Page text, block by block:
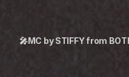
🎤MC by STIFFY from